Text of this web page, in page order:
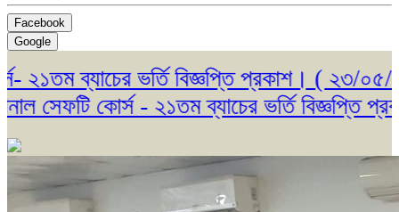
Facebook
Google
ব্যাচের ভর্তি বিজ্ঞপ্তি প্রকাশ। ( ২৩/০৫/২০২৬ )
কোর্স - ২১তম ব্যাচের ভর্তি বিজ্ঞপ্তি প্রকাশ।